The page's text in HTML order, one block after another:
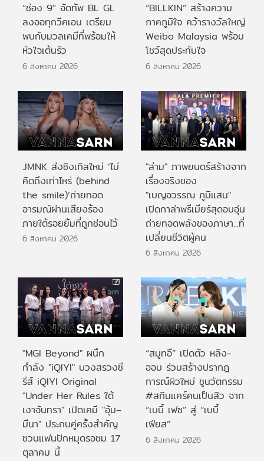
“ช่อง 9” จัดทัพ BL GL
ลงจอทุกวีคเอน เตรียม
พบกับมวลเคมีที่พร้อมให้
หัวใจเต้นรัว
6 สิงหาคม 2026
“BILLKIN” สร้างความ
ภาคภูมิใจ คว้ารางวัลใหญ่
Weibo Malaysia พร้อม
โชว์สุดประทับใจ
6 สิงหาคม 2026
JMNK ส่งซิงเกิลใหม่ ‘ไม่
คิดถึงเท่าไหร่ (behind
the smile)’ถ่ายทอด
อารมณ์ผ่านเสียงร้อง
ภายใต้รอยยิ้มที่ถูกซ่อนไว้
6 สิงหาคม 2026
"ล่าม" ภาพยนตร์สร้างจาก
เรื่องจริงของ
"เบญจวรรณ ภูมิแสน"
เปิดกาล่าพรีเมียร์สุดอบอุ่น
ถ่ายทอดพลังของภาษา...ที่
เปลี่ยนชีวิตผู้คน
6 สิงหาคม 2026
"MGI Beyond" ผนึก
กำลัง "iQIYI" บวงสรวงซี
รีส์ iQIYI Original
"Under Her Rules ใต้
เงาจันทรา" เปิดเคมี "อุ้ม–
มีนา" ประกบคู่ครั้งสำคัญ
ชวนแฟนปักหมุดรอชม 17
ตุลาคม นี้
“สมูทอี” เปิดตัว หลิง-
ออม ร่วมสร้างปรากฎ
การณ์ผิวใหม่ ชูนวัตกรรม
#สกินแคร์คนเป็นสิว จาก
“เบบี้ เฟซ” สู่ “เบบี้
เฟียส”
6 สิงหาคม 2026